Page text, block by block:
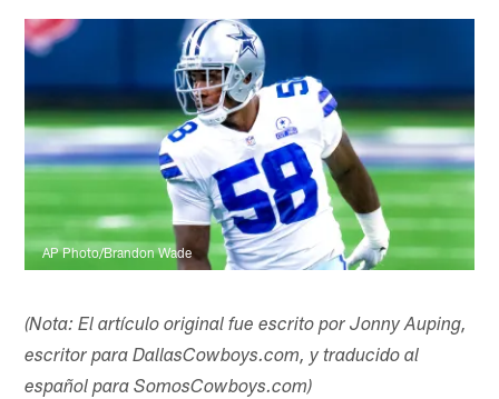
AP Photo/Brandon Wade
(Nota: El artículo original fue escrito por Jonny Auping,
escritor para DallasCowboys.com, y traducido al
español para SomosCowboys.com)